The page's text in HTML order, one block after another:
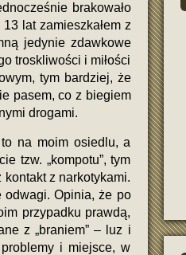
brakowało
lat zamieszkałem z
jedynie zdawkowe
troskliwości i miłości
tym bardziej, że
pasem, co z biegiem
drogami.
na moim osiedlu, a
tzw. „kompotu”, tym
z narkotykami.
odwagi. Opinia, że po
przypadku prawdą,
z „braniem” – luz i
i miejsce, w